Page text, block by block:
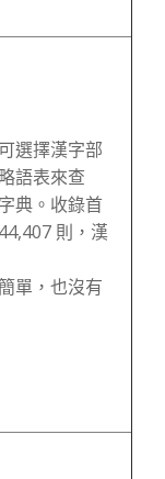
選擇漢字部
語表來查
典。收錄首
則，漢
單，也沒有